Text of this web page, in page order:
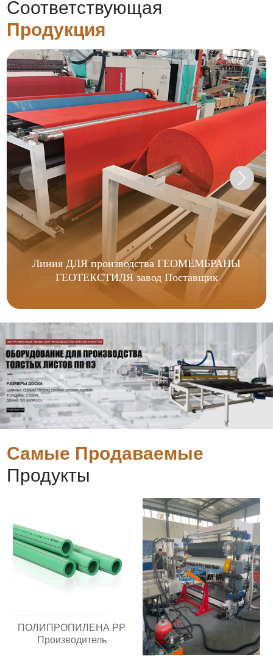
Соответствующая
Продукция
Линия ДЛЯ производства ГЕОМЕМБРАНЫ
ГЕОТЕКСТИЛЯ завод Поставщик
Самые Продаваемые
Продукты
ПОЛИПРОПИЛЕНА PP
Производитель